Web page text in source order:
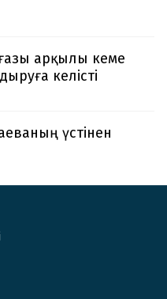
арқылы кеме
келісті
үстінен